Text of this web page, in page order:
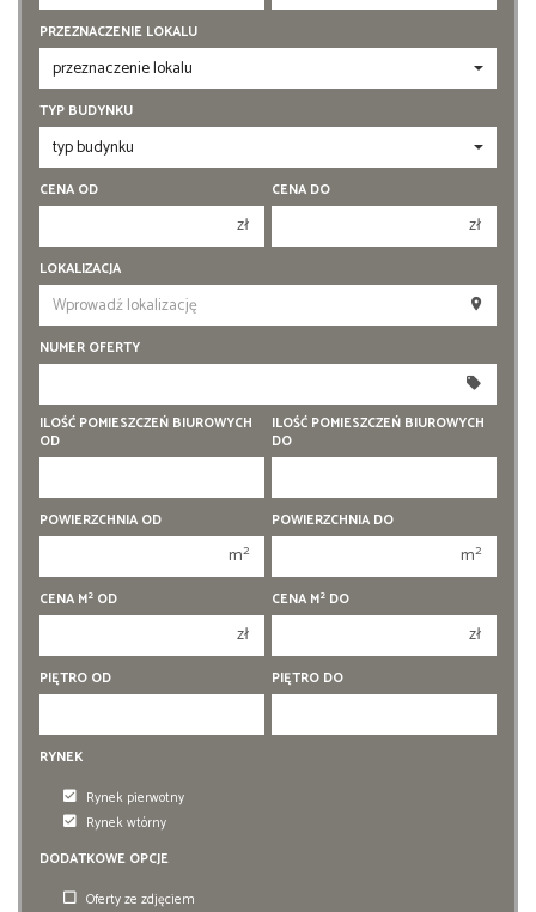
PRZEZNACZENIE LOKALU
TYP BUDYNKU
CENA OD
zł
150 000 zł
200 000 zł
300 000 zł
350 000 zł
400 000 zł
CENA DO
zł
300 000 zł
350 000 zł
400 000 zł
LOKALIZACJA
NUMER OFERTY
ILOŚĆ POMIESZCZEŃ BIUROWYCH
OD
ILOŚĆ POMIESZCZEŃ BIUROWYCH
DO
1
5
6
POWIERZCHNIA OD
m2
POWIERZCHNIA DO
m2
CENA M2 OD
zł
CENA M2 DO
zł
PIĘTRO OD PIĘTRO DO
RYNEK
Rynek pierwotny
Rynek wtórny
DODATKOWE OPCJE
Oferty ze zdjęciem